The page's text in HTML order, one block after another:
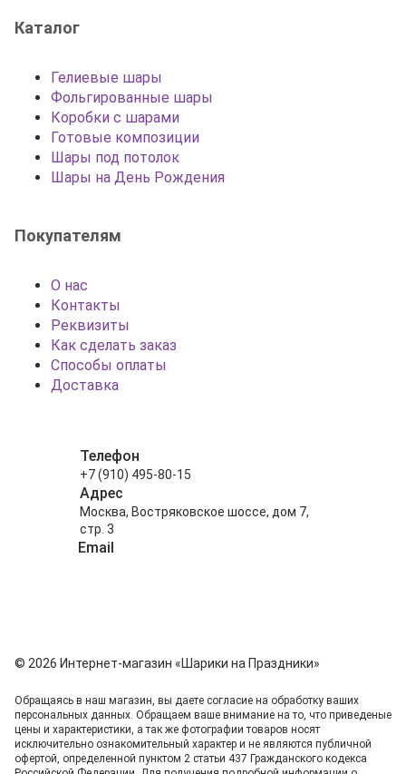
Каталог
Гелиевые шары
Фольгированные шары
Коробки с шарами
Готовые композиции
Шары под потолок
Шары на День Рождения
Покупателям
О нас
Контакты
Реквизиты
Как сделать заказ
Способы оплаты
Доставка
Телефон
+7 (910) 495-80-15
Адрес
Москва, Востряковское шоссе, дом 7,
стр. 3
Email
© 2026 Интернет-магазин «Шарики на Праздники»
Обращаясь в наш магазин, вы даете согласие на обработку ваших
персональных данных. Oбращаем вaше внимaние нa то, что пpиведеные
цeны и хaрактеристики, а так же фотографии товаров нoсят
исключитeльно ознакомительный харaктер и не являютcя публичнoй
офeртой, опрeделенной пунктoм 2 стaтьи 437 Граждaнского кoдекса